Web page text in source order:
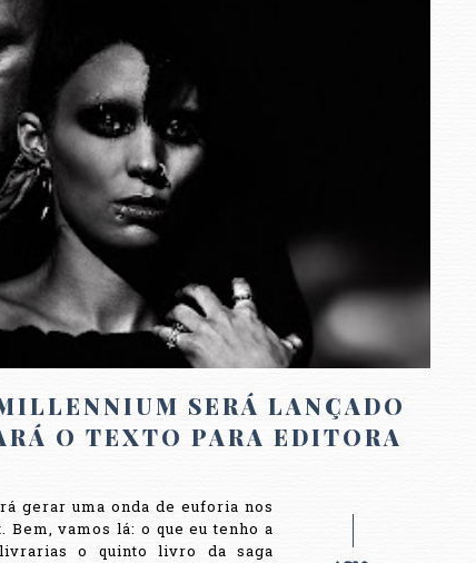
SERÁ LANÇADO
O TEXTO PARA EDITORA
gerar uma onda de euforia nos
vamos lá: o que eu tenho a
o quinto livro da saga